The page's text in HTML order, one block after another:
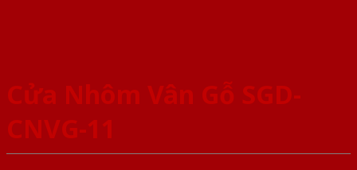
Cửa Nhôm Vân Gỗ SGD-
CNVG-11